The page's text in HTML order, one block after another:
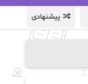
پیشنهادی